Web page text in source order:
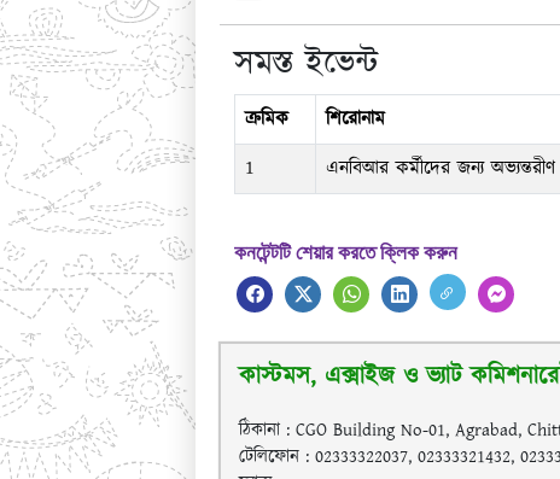
সমস্ত ইভেন্ট
ক্রমিক শিরোনাম
1
এনবিআর কর্মীদের জন্য
কনটেন্টটি শেয়ার করতে ক্লিক করুন
কাস্টমস, এক্সাইজ ও ভ্যাট
ঠিকানা : CGO Building No-01, Agrabad,
টেলিফোন : 02333322037, 02333321432,